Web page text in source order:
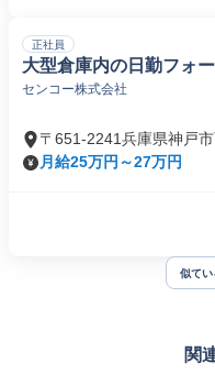
正社員
大型倉庫内の日勤フォ
センコー株式会社
〒651-2241兵庫県神戸
月給25万円～27万円
似てい
関